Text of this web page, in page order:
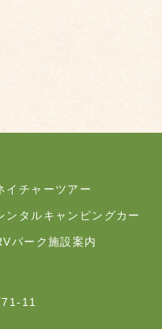
イチャーツアー
ンタルキャンピングカー
パーク施設案内
11